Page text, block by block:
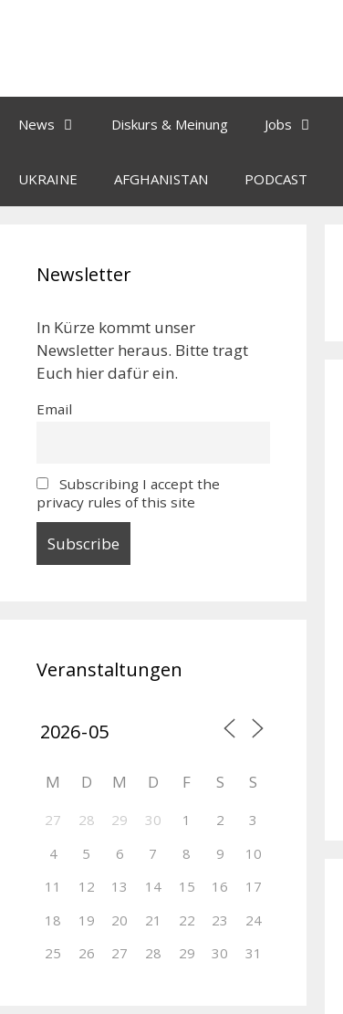
News Diskurs & Meinung Jobs
UKRAINE AFGHANISTAN PODCAST
Newsletter
In Kürze kommt unser
Newsletter heraus. Bitte tragt
Euch hier dafür ein.
Email
Subscribing I accept the
privacy rules of this site
Veranstaltungen
M D M D F S S
27 28 29 30 1 2
3
4
5 6 7 8 9
10
11
12 13 14 15 16
17
18
19 20 21 22 23
24
25
26 27 28 29 30 31